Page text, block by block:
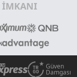
İMKANI
Güven
Damgası